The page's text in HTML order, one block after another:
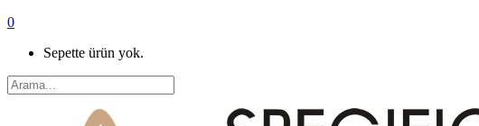
0
Sepette ürün yok.